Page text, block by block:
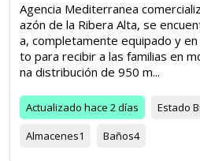
Agencia Mediterranea
azón de la Ribera Alta, se
a, completamente equipado y
to para recibir a las familias en
na distribución de 950 m...
Actualizado hace 2 días Estado
Almacenes1 Baños4